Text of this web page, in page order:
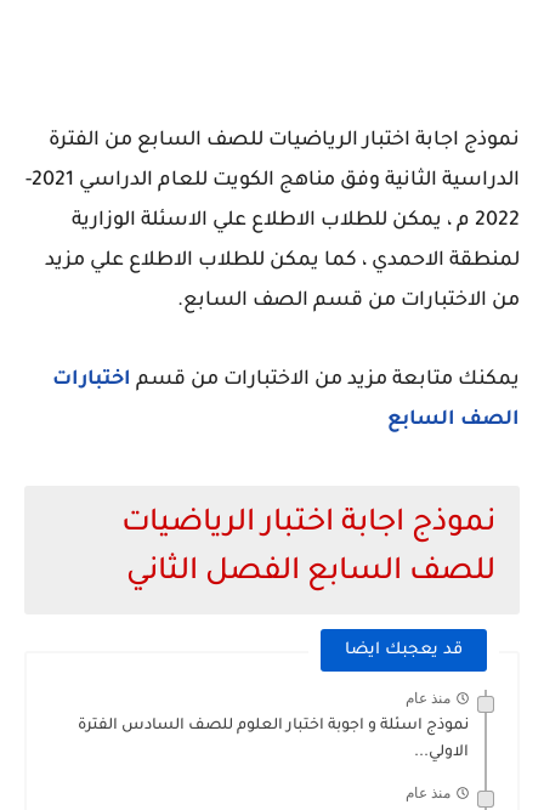
نموذج اجابة اختبار الرياضيات للصف السابع من الفترة
الدراسية الثانية وفق مناهج الكويت للعام الدراسي 2021-
2022 م ، يمكن للطلاب الاطلاع علي الاسئلة الوزارية
لمنطقة الاحمدي ، كما يمكن للطلاب الاطلاع علي مزيد
من الاختبارات من قسم الصف السابع.
يمكنك متابعة مزيد من الاختبارات من قسم اختبارات
الصف السابع
نموذج اجابة اختبار الرياضيات
للصف السابع الفصل الثاني
قد يعجبك ايضا
منذ عام
نموذج اسئلة و اجوبة اختبار العلوم للصف السادس الفترة
الاولي...
منذ عام